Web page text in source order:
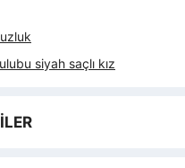
siyah saçlı kız